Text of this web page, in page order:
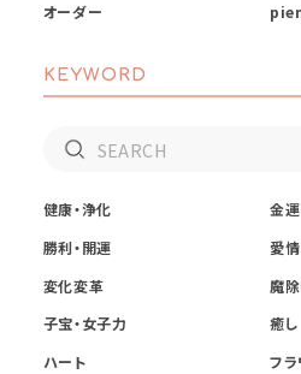
オーダー
KEYWORD
健康・浄化
金運
勝利・開運
愛情
変化変革
魔
子宝・女子力
癒し
ハート
フラ